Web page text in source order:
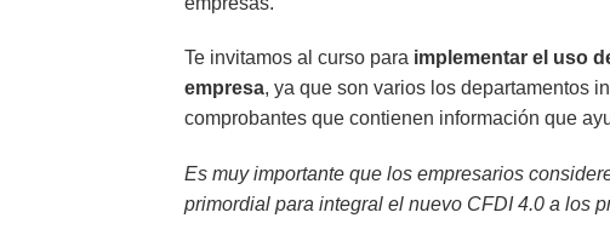
Te invitamos al curso para implementar el uso
empresa, ya que son varios los departamentos
comprobantes que contienen información que
Es muy importante que los empresarios
primordial para integral el nuevo CFDI 4.0 a los